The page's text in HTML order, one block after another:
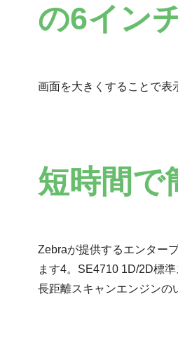
の6イン
画面を大きくすることで表
短時間で
Zebraが提供するエンター
ます4。SE4710 1D/2D標
長距離スキャンエンジンの